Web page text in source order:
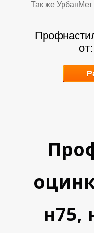
Так же УрбанМет
от:
н75,